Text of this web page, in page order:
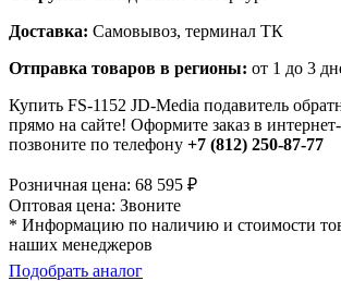
Доставка: Самовывоз, терминал ТК
Отправка товаров в регионы: от 1 до 3
Купить FS-1152 JD-Media подавитель
прямо на сайте! Оформите заказ в
позвоните по телефону +7 (812) 250-87-77
Розничная цена: 68 595 ₽
Оптовая цена: Звоните
* Информацию по наличию и стоимости
наших менеджеров
Подобрать аналог